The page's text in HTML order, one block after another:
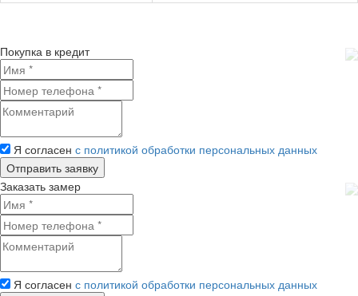
Покупка в кредит
Я согласен с политикой обработки персональных данных
Заказать замер
Я согласен с политикой обработки персональных данных